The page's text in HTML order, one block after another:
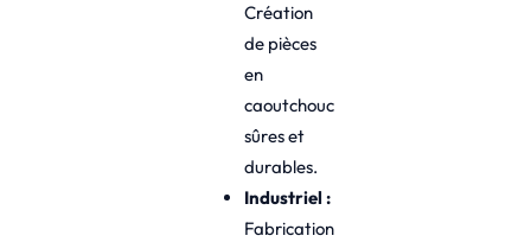
Création
de pièces
en
caoutchouc
sûres et
durables.
Industriel :
Fabrication